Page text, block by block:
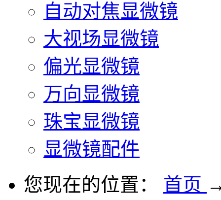
自动对焦显微镜
大视场显微镜
偏光显微镜
万向显微镜
珠宝显微镜
显微镜配件
您现在的位置：
首页